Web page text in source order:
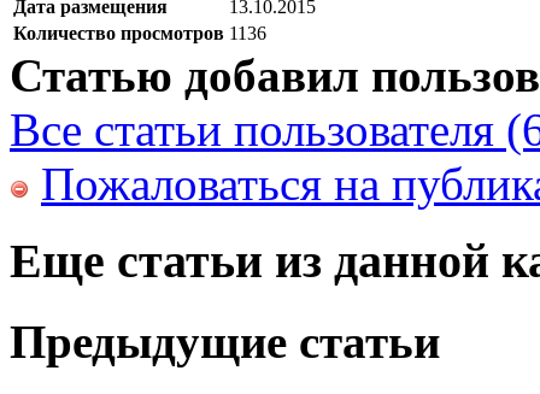
Дата размещения
13.10.2015
Количество просмотров 1136
Статью добавил
Все статьи пользователя
Пожаловаться на
Еще статьи из данной
Предыдущие статьи